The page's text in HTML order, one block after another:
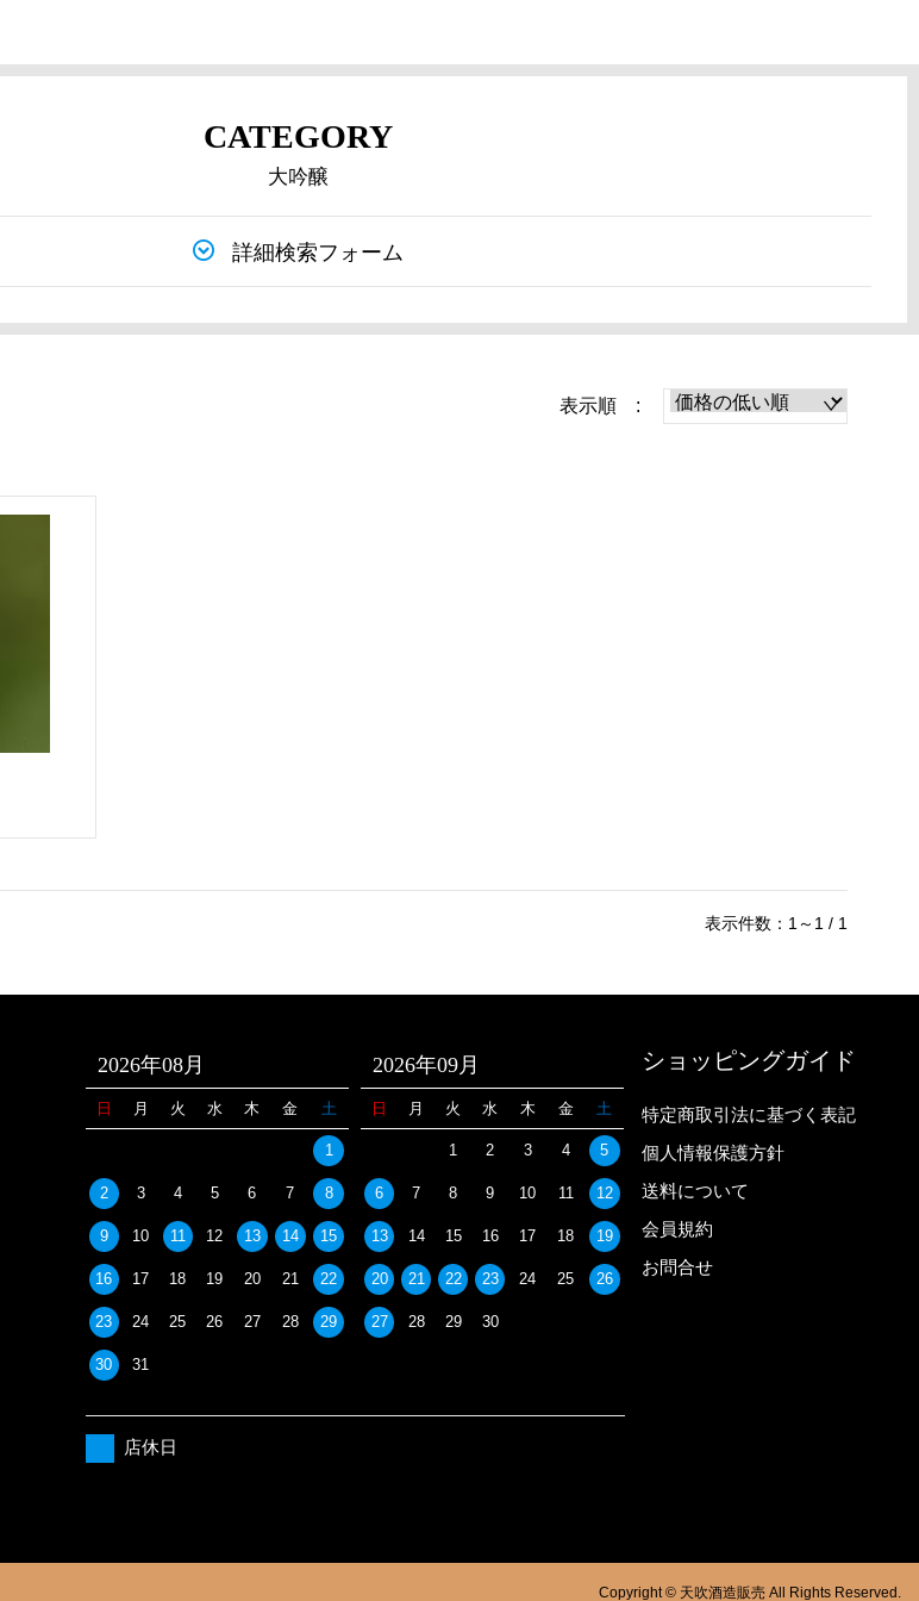
CATEGORY
大吟醸
詳細検索フォーム
表示順 :
表示件数：1～1 / 1
2026年08月
日 月 火 水 木 金 土
1
2 3 4 5 6 7 8
9 10 11 12 13 14 15
16 17 18 19 20 21 22
23 24 25 26 27 28 29
30 31
2026年09月
日 月 火 水 木 金 土
1 2 3 4 5
6 7 8 9 10 11 12
13 14 15 16 17 18 19
20 21 22 23 24 25 26
27 28 29 30
店休日
ショッピングガイド
特定商取引法に基づく表記
個人情報保護方針
送料について
会員規約
お問合せ
Copyright © 天吹酒造販売 All Rights Reserved.